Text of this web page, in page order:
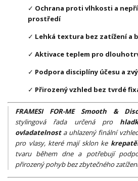
✓ Ochrana proti vlhkosti a
prostředí
✓ Lehká textura bez zatížení a
✓ Aktivace teplem pro
✓ Podpora disciplíny účesu a
✓ Přirozený vzhled bez tvrdé
FRAMESI FOR-ME Smooth &
stylingová řada určená pro
ovladatelnosta uhlazený finální
pro vlasy, které mají sklon ke
tvaru během dne a potřebují
přirozený pohyb bez zbytečného